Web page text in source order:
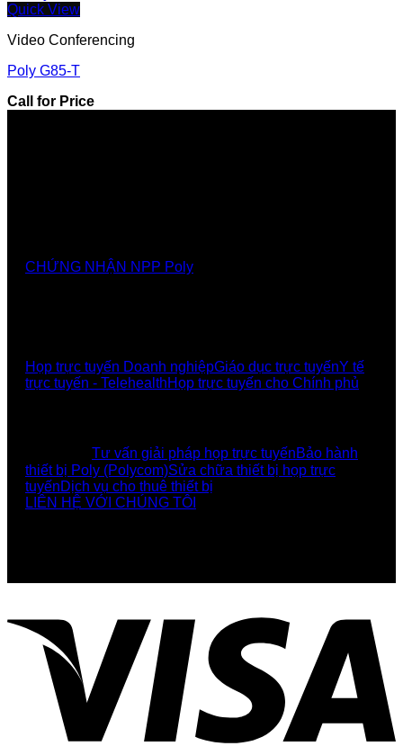
Quick View
Video Conferencing
Poly G85-T
Call for Price
CHỨNG NHẬN NPP Poly
Họp trực tuyến Doanh nghiệpGiáo dục trực tuyếnY tế
trực tuyến - TelehealthHọp trực tuyến cho Chính phủ
Tư vấn giải pháp họp trực tuyếnBảo hành
thiết bị Poly (Polycom)Sửa chữa thiết bị họp trực
tuyếnDịch vụ cho thuê thiết bị
LIÊN HỆ VỚI CHÚNG TÔI